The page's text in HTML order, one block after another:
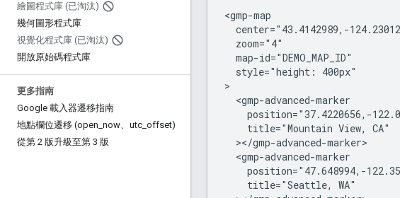
繪圖程式庫 (已淘汰)
幾何圖形程式庫
視覺化程式庫 (已淘汰)
開放原始碼程式庫
更多指南
Google 載入器遷移指南
地點欄位遷移 (open now、utc offset)
從第 2 版升級至第 3 版
<gmp-map
center="43.4142989,-
  zoom="4"
  map-id="DEMO_MAP_ID"
  style="height: 400px"
>
  <gmp-advanced-marker
position="37.4220656,-
    title="Mountain View, CA"
  ></gmp-advanced-marker>
  <gmp-advanced-marker
position="47.648994,-
    title="Seattle, WA"